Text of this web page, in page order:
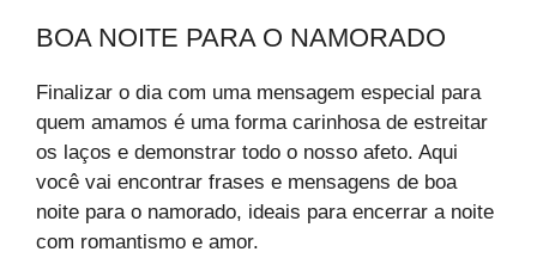
BOA NOITE PARA O NAMORADO
Finalizar o dia com uma mensagem especial para
quem amamos é uma forma carinhosa de estreitar
os laços e demonstrar todo o nosso afeto. Aqui
você vai encontrar frases e mensagens de boa
noite para o namorado, ideais para encerrar a noite
com romantismo e amor.